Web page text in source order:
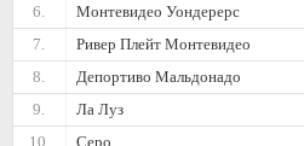
6.
Монтевидео Уондерерс
7.
Ривер Плейт Монтевидео
8.
Депортиво Мальдонадо
9.
Ла Луз
10.
Серо